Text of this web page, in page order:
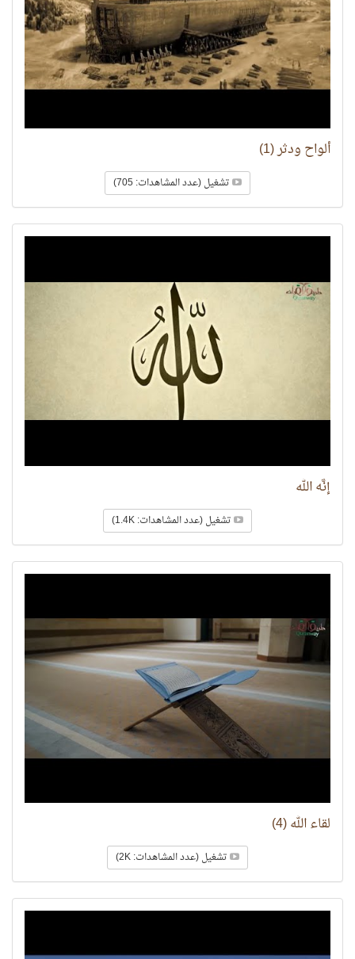
ألواح ودثر (1)
تشغيل (عدد المشاهدات: 705)
إنَّه الله
تشغيل (عدد المشاهدات: 1.4K)
لقاء الله (4)
تشغيل (عدد المشاهدات: 2K)